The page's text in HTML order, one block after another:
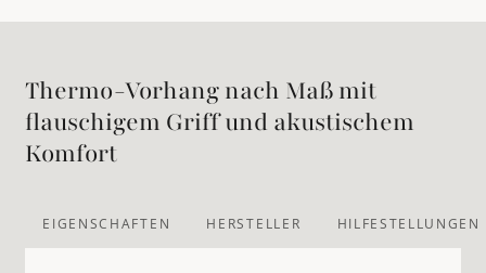
Thermo-Vorhang nach Maß mit
flauschigem Griff und akustischem
Komfort
EIGENSCHAFTEN HERSTELLER HILFESTELLUNGEN